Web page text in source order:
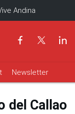
Andina
Newsletter
del Callao